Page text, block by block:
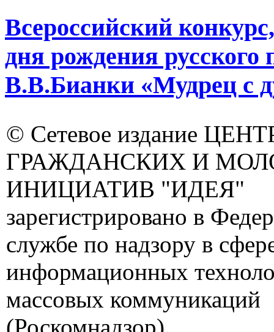
Всероссийский
дня рождения русского
В.В.Бианки «Мудрец с
© Сетевое издание
ГРАЖДАНСКИХ И
ИНИЦИАТИВ "ИДЕЯ"
зарегистрировано в
службе по надзору в
информационных
массовых коммуникаций
(Роскомнадзор).